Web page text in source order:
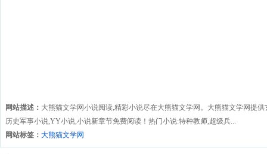
网站描述： 大熊猫文学网小说阅读,精彩小说尽在大熊猫文学网。大熊猫文学网提
历史军事小说,YY小说,小说新章节免费阅读！热门小说:特种教师,超级兵...
网站标签： 大熊猫文学网